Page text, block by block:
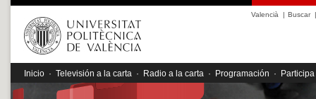
Valencià | Buscar|
Inicio · Televisión a la carta · Radio a la carta · Programación · Participa